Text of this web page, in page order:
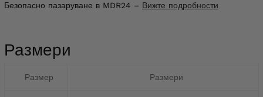
Безопасно пазаруване в MDR24 – Вижте подробности
Размери
Размер Размери